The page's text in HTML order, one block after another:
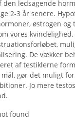
ledsagende
2-3 år senere.
østrogen
vores
De vækker
af testiklerne
gør det muligt
Jo mere
found